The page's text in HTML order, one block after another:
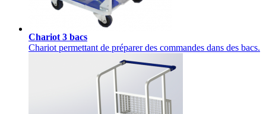
Chariot 3 bacs
Chariot permettant de préparer des commandes dans des bacs.